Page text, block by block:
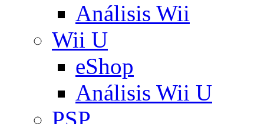
Análisis Wii
Wii U
eShop
Análisis Wii U